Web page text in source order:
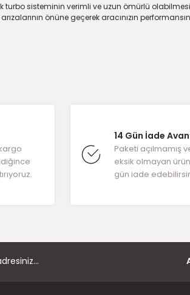
turbo sisteminin verimli ve uzun ömürlü
önüne geçerek aracınızın
14 Gün İade
Paketi açılmamış
eksik olmayan
gün iade